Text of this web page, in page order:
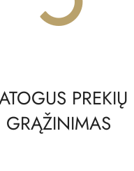
PREKIŲ
GRĄŽINIMAS